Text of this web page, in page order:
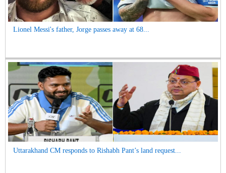
Lionel Messi's father, Jorge passes away at 68...
Uttarakhand CM responds to Rishabh Pant’s land request...